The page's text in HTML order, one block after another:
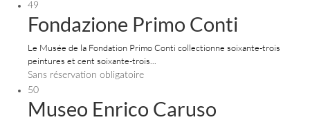
49
Fondazione Primo Conti
Le Musée de la Fondation Primo Conti collectionne soixante-trois
peintures et cent soixante-trois...
Sans réservation obligatoire
50
Museo Enrico Caruso